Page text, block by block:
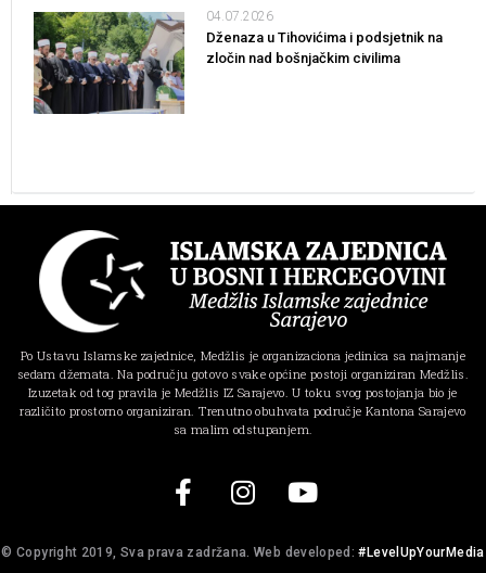
04.07.2026
Dženaza u Tihovićima i podsjetnik na
zločin nad bošnjačkim civilima
Po Ustavu Islamske zajednice, Medžlis je organizaciona jedinica sa najmanje
sedam džemata. Na području gotovo svake općine postoji organiziran Medžlis.
Izuzetak od tog pravila je Medžlis IZ Sarajevo. U toku svog postojanja bio je
različito prostorno organiziran. Trenutno obuhvata područje Kantona Sarajevo
sa malim odstupanjem.
© Copyright 2019, Sva prava zadržana. Web developed:#LevelUpYourMedia